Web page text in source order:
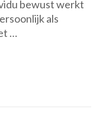
bewust werkt
als
…